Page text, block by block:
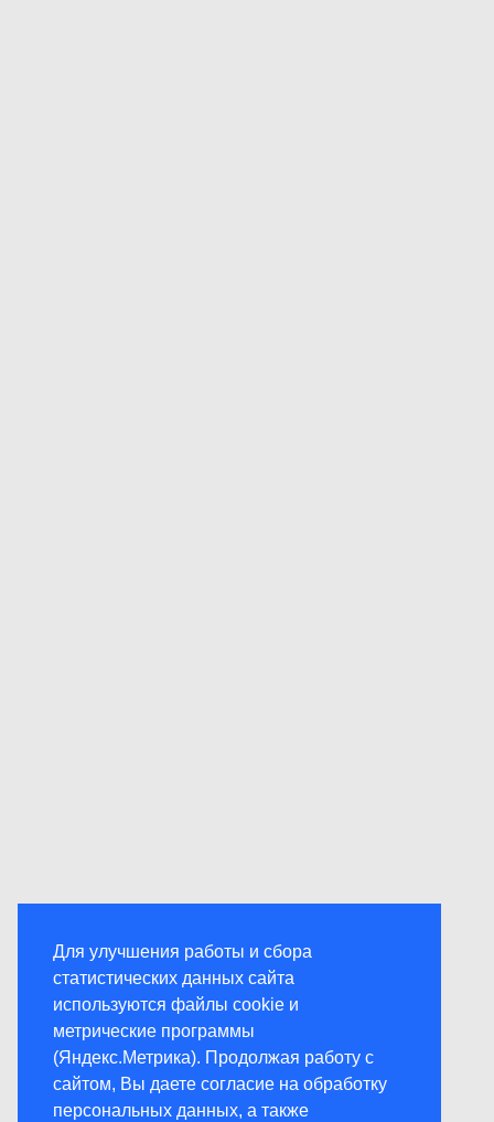
Для улучшения работы и сбора
статистических данных сайта
используются файлы cookie и
метрические программы
(Яндекс.Метрика). Продолжая работу с
сайтом, Вы даете согласие на обработку
персональных данных, а также